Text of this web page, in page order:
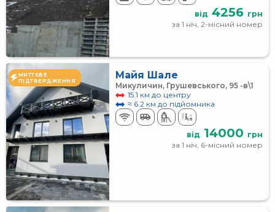
від 4256 грн
за 1 ніч, 2-місний номер
МИТТЄВЕ
ПІДТВЕРДЖЕННЯ
Майя Шале
Микуличин, Грушевського, 95 -в\1
15.1 км до центру
≈ 6.2 км до підйомника
від 14000 грн
за 1 ніч, 6-місний номер